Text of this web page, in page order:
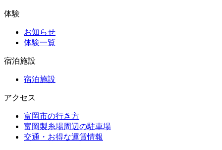
体験
お知らせ
体験一覧
宿泊施設
宿泊施設
アクセス
富岡市の行き方
富岡製糸場周辺の駐車場
交通・お得な運賃情報